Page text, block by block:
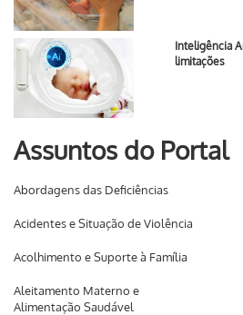
Inteligência
limitações
Assuntos do Portal
Abordagens das Deficiências
Acidentes e Situação de Violência
Acolhimento e Suporte à Família
Aleitamento Materno e
Alimentação Saudável